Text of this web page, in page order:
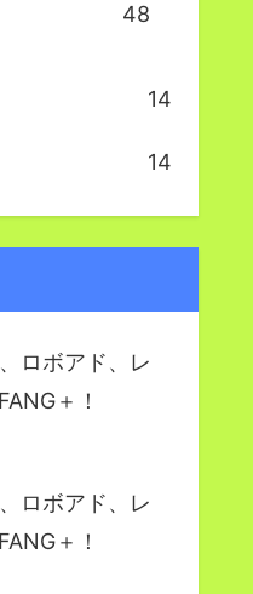
48
14
14
ロボアド、レ
＋！
ロボアド、レ
＋！